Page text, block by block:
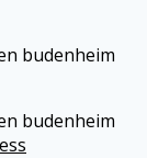
budenheim
budenheim